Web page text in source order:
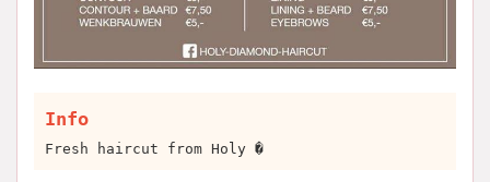
Info
Fresh haircut from Holy �